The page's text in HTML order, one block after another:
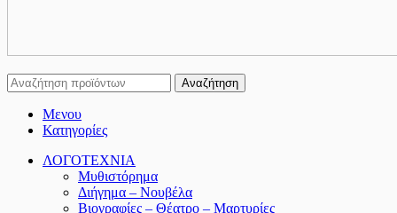
Αναζήτηση
Μενου
Κατηγορίες
ΛΟΓΟΤΕΧΝΙΑ
Μυθιστόρημα
Διήγημα – Νουβέλα
Βιογραφίες – Θέατρο – Μαρτυρίες